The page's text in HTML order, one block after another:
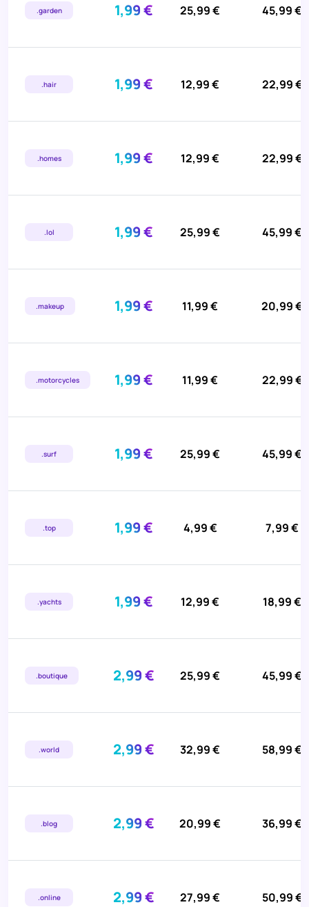
.garden 1,99 € 25,99 € 45,99 €
.hair 1,99 € 12,99 € 22,99 €
.homes 1,99 € 12,99 € 22,99 €
.lol 1,99 € 25,99 € 45,99 €
.makeup 1,99 € 11,99 € 20,99 €
.motorcycles 1,99 € 11,99 € 22,99 €
.surf 1,99 € 25,99 € 45,99 €
.top 1,99 € 4,99 € 7,99 €
.yachts 1,99 € 12,99 € 18,99 €
.boutique 2,99 € 25,99 € 45,99 €
.world 2,99 € 32,99 € 58,99 €
.blog 2,99 € 20,99 € 36,99 €
.online 2,99 € 27,99 € 50,99 €